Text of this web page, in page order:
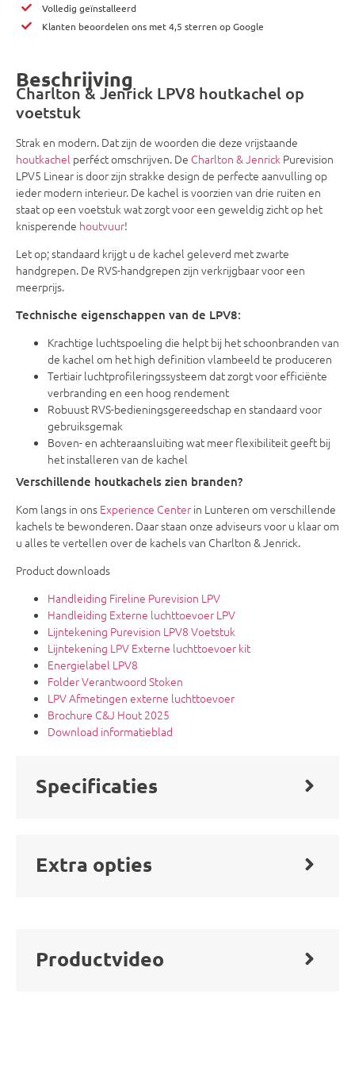
Volledig geïnstalleerd
Klanten beoordelen ons met 4,5 sterren op Google
Beschrijving
Charlton & Jenrick LPV8 houtkachel op
voetstuk
Strak en modern. Dat zijn de woorden die deze vrijstaande
houtkachel perféct omschrijven. De Charlton & Jenrick Purevision
LPV5 Linear is door zijn strakke design de perfecte aanvulling op
ieder modern interieur. De kachel is voorzien van drie ruiten en
staat op een voetstuk wat zorgt voor een geweldig zicht op het
knisperende houtvuur!
Let op; standaard krijgt u de kachel geleverd met zwarte
handgrepen. De RVS-handgrepen zijn verkrijgbaar voor een
meerprijs.
Technische eigenschappen van de LPV8:
Krachtige luchtspoeling die helpt bij het schoonbranden van
de kachel om het high definition vlambeeld te produceren
Tertiair luchtprofileringssysteem dat zorgt voor efficiënte
verbranding en een hoog rendement
Robuust RVS-bedieningsgereedschap en standaard voor
gebruiksgemak
Boven- en achteraansluiting wat meer flexibiliteit geeft bij
het installeren van de kachel
Verschillende houtkachels zien branden?
Kom langs in ons Experience Center in Lunteren om verschillende
kachels te bewonderen. Daar staan onze adviseurs voor u klaar om
u alles te vertellen over de kachels van Charlton & Jenrick.
Product downloads
Handleiding Fireline Purevision LPV
Handleiding Externe luchttoevoer LPV
Lijntekening Purevision LPV8 Voetstuk
Lijntekening LPV Externe luchttoevoer kit
Energielabel LPV8
Folder Verantwoord Stoken
LPV Afmetingen externe luchttoevoer
Brochure C&J Hout 2025
Download informatieblad
Specificaties
Extra opties
Productvideo